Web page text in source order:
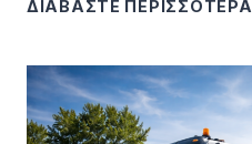
ΔΙΑΒΑΣΤΕ ΠΕΡΙΣΣΟΤΕΡΑ